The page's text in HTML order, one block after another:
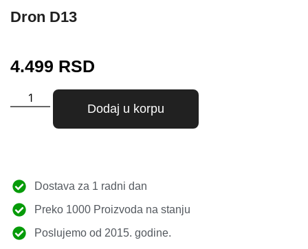
Dron D13
4.499 RSD
Dodaj u korpu
Dostava za 1 radni dan
Preko 1000 Proizvoda na stanju
Poslujemo od 2015. godine.